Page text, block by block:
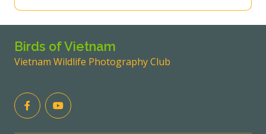
Birds of Vietnam
Vietnam Wildlife Photography Club